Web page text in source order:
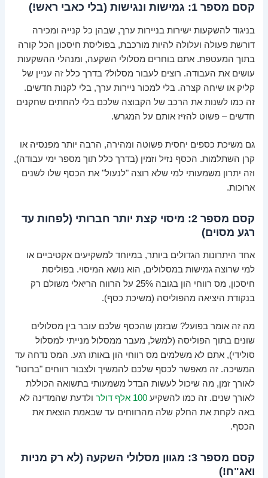
קסם מספר 1: גמישות ונגישות (בלי כאבי ראש!)
בניגוד להשקעות ישירות בניירות ערך, שבהן כל קנייה ומכירה
דורשת פעולה ועלולה להיות מורכבת, בפוליסת חיסכון הכל קורה
בתוך המעטפת. אתם בוחרים מסלולי השקעה, ומנהלי ההשקעות
עושים את העבודה. רוצים לעבור מסלול? בדרך כלל זה עניין של
קליק או שיחה קצרה. בלי למכור ניירות ערך, בלי לקנות חדשים.
זה כמו לשנות את הרכב של הקבוצה שלכם בלי להחתים שחקנים
חדשים – פשוט להזיז אותם על המגרש.
גם משיכת כספים יחסית פשוטה ומהירה, הרבה יותר מפנסיה או
קרן השתלמות. הכסף נזיל וזמין (בדרך כלל תוך מספר ימי עבודה),
וזה יתרון משמעותי למי שלא רוצה "לנעול" את הכסף שלו לשנים
ארוכות.
קסם מספר 2: מיסוי קצת יותר חברותי (לפחות עד
רגע מסוים)
אחד היתרונות הגדולים ביותר, במיוחד למשקיעים אקטיביים או
למי שרוצה גמישות במסלולים, הוא נושא המיסוי. בפוליסת
חיסכון, מס רווחי הון בגובה 25% על הרווח הריאלי משולם רק
בנקודת היציאה מהפוליסה (משיכת כסף).
מה זה אומר בפועל? שבזמן שהכסף שלכם עובר בין מסלולים
שונים בתוך הפוליסה (למשל, מעבר ממסלול מנייתי למסלול
סולידי), אתם לא משלמים מס רווחי הון באותו רגע. המס נדחה עד
המשיכה. זה מאפשר לכסף שלכם להמשיך ולצבור רווחים "ברוטו"
לאורך זמן, מה שיכול לעשות הבדל משמעותי בתשואה הכוללת
לאורך שנים. זה כמו להשקיע100 אלף דולר
ולדעת שהמדינה לא
באה לקחת את החלק שלה מהרווחים עד שבאמת הוצאת את
הכסף.
קסם מספר 3: מגוון מסלולי השקעה (לא רק מניות
ואג"ח!)